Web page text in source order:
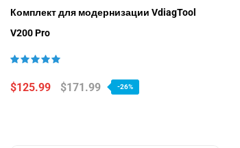
Комплект для модернизации VdiagTool
V200 Pro
$125.99 $171.99 -26%